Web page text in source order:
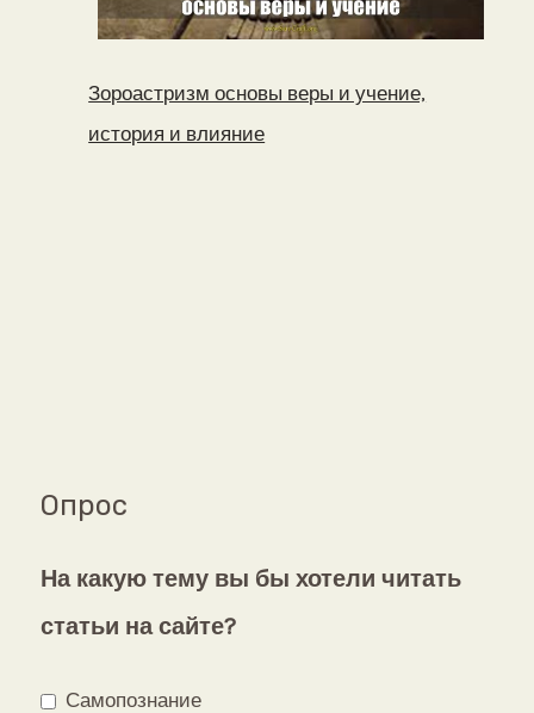
Зороастризм основы веры и учение,
история и влияние
Опрос
На какую тему вы бы хотели читать
статьи на сайте?
Самопознание